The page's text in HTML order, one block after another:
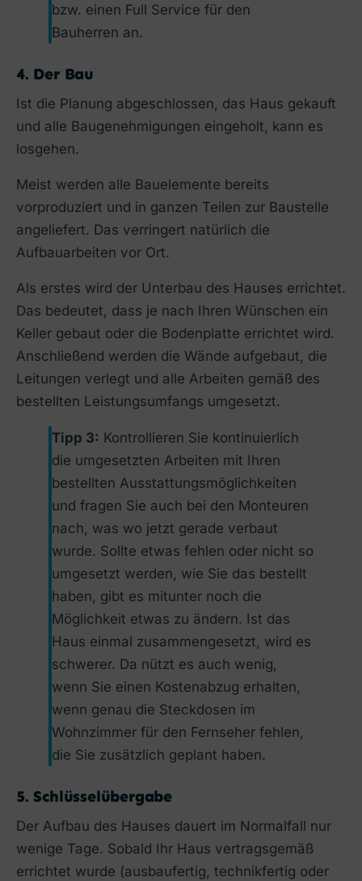
bzw. einen Full Service für den
Bauherren an.
4. Der Bau
Ist die Planung abgeschlossen, das Haus gekauft
und alle Baugenehmigungen eingeholt, kann es
losgehen.
Meist werden alle Bauelemente bereits
vorproduziert und in ganzen Teilen zur Baustelle
angeliefert. Das verringert natürlich die
Aufbauarbeiten vor Ort.
Als erstes wird der Unterbau des Hauses errichtet.
Das bedeutet, dass je nach Ihren Wünschen ein
Keller gebaut oder die Bodenplatte errichtet wird.
Anschließend werden die Wände aufgebaut, die
Leitungen verlegt und alle Arbeiten gemäß des
bestellten Leistungsumfangs umgesetzt.
Tipp 3: Kontrollieren Sie kontinuierlich
die umgesetzten Arbeiten mit Ihren
bestellten Ausstattungsmöglichkeiten
und fragen Sie auch bei den Monteuren
nach, was wo jetzt gerade verbaut
wurde. Sollte etwas fehlen oder nicht so
umgesetzt werden, wie Sie das bestellt
haben, gibt es mitunter noch die
Möglichkeit etwas zu ändern. Ist das
Haus einmal zusammengesetzt, wird es
schwerer. Da nützt es auch wenig,
wenn Sie einen Kostenabzug erhalten,
wenn genau die Steckdosen im
Wohnzimmer für den Fernseher fehlen,
die Sie zusätzlich geplant haben.
5. Schlüsselübergabe
Der Aufbau des Hauses dauert im Normalfall nur
wenige Tage. Sobald Ihr Haus vertragsgemäß
errichtet wurde (ausbaufertig, technikfertig oder